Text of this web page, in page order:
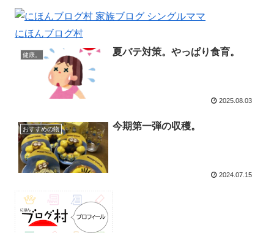
にほんブログ村
健康。 夏バテ対策。やっぱり食育。
2025.08.03
おすすめの物 今期第一弾の収穫。
2024.07.15